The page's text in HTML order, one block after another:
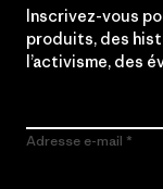
Inscrivez-vous
produits, des
l’activisme, des
Adresse e-mail